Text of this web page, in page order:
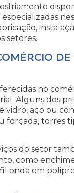
setores.
no
Alguns dos
vidro, aço ou
forçada, torres
do setor
como
em